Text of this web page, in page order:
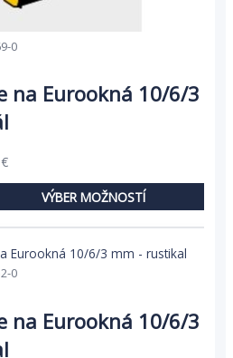
0
na Eurookná 10/6/3
€Price
1,29 €
through
1,48 €
VÝBER MOŽNOSTÍ
0
na Eurookná 10/6/3